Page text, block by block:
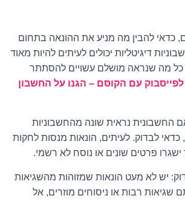
כדאי להבין מה מניע את ההונאה בתחום
דיגיטליות יכולים לעיתים להיות מאוד
כל מה שנראה מושלם עשויים להסתתר
עם הקוסם – הגנו על החשבון
אם החשבונית נראית שונה מהחשבוניות
לבדוק. לעיתים, הונאות מנסות לחקות
ישגרו פרטים שונים או נוסח לא רשמי.
יש לא מעט הונאות שמזוהות מהשגיאות
רבות או ניסוחים מוזרים, אל